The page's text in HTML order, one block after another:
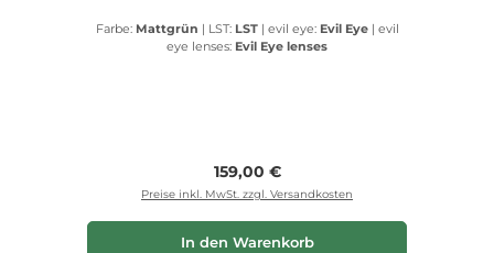
Farbe: Mattgrün | LST: LST | evil eye: Evil Eye |
eye lenses: Evil Eye lenses
Regulärer Preis:
159,00 €
Preise inkl. MwSt. zzgl. Versandkosten
In den Warenkorb